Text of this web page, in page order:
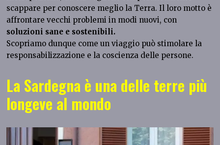
scappare per conoscere meglio la Terra. Il loro motto è
affrontare vecchi problemi in modi nuovi, con
soluzioni sane e sostenibili.
Scopriamo dunque come un viaggio può stimolare la
responsabilizzazione e la coscienza delle persone.
La Sardegna è una delle terre più
longeve al mondo